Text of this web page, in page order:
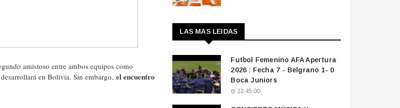
amistoso entre ambos equipos como
en Bolivia. Sin embargo, el encuentro
LAS MAS LEIDAS
Futbol Femenino AFA Apertura
2026 : Fecha 7 - Belgrano 1- 0
Boca Juniors
22:45:00